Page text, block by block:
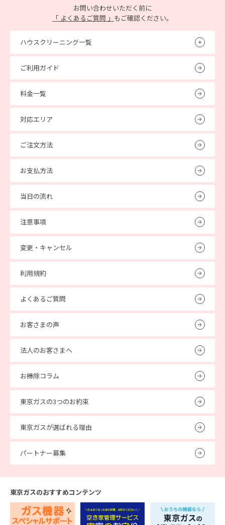
お問い合わせいただく前に
「 よくあるご質問 」 もご確認ください。
ハウスクリーニング一覧
ご利用ガイド
料金一覧
対応エリア
ご注文方法
お支払方法
当日の流れ
注意事項
変更・キャンセル
利用規約
よくあるご質問
お客さまの声
法人のお客さまへ
お掃除コラム
東京ガスの3つのお約束
東京ガスが選ばれる理由
パートナー募集
東京ガスのおすすめコンテンツ